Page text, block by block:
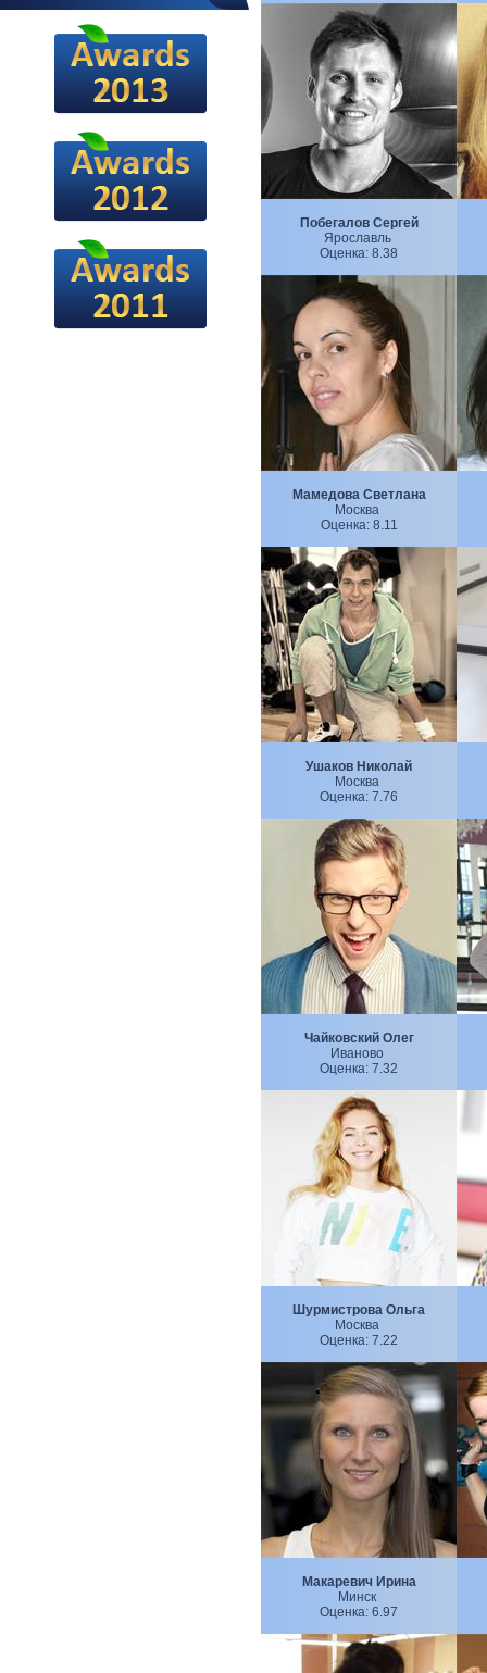
Побегалов Сергей
Ярославль
Оценка: 8.38
Мамедова Светлана
Москва
Оценка: 8.11
Ушаков Николай
Москва
Оценка: 7.76
Чайковский Олег
Иваново
Оценка: 7.32
Шурмистрова Ольга
Москва
Оценка: 7.22
Макаревич Ирина
Минск
Оценка: 6.97